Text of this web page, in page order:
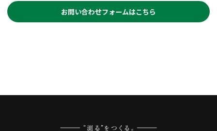
お問い合わせフォームはこちら